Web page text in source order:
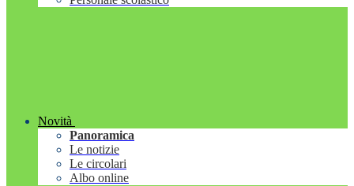
Novità
Panoramica
Le notizie
Le circolari
Albo online